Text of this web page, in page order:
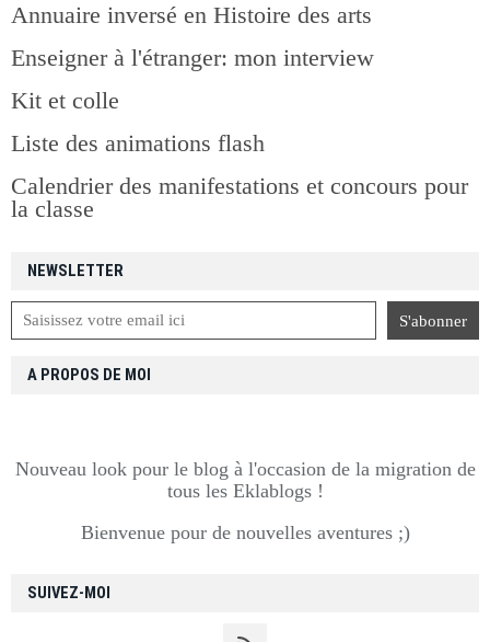
NEWSLETTER
SUIVEZ-MOI
Annuaire inversé en Histoire des arts
Enseigner à l'étranger: mon interview
Kit et colle
Liste des animations flash
Calendrier des manifestations et concours pour
la classe
A PROPOS DE MOI
Nouveau look pour le blog à l'occasion de la migration de
tous les Eklablogs !
Bienvenue pour de nouvelles aventures ;)